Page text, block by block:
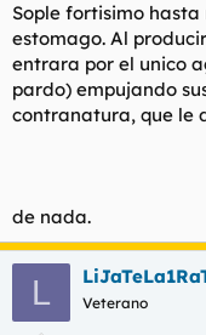
Sople fortisimo hasta
estomago. Al
entrara por el unico
pardo) empujando
contranatura, que le
de nada.
L Veterano